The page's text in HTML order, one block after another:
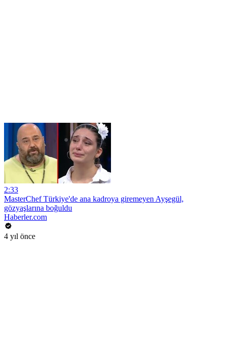
2:33
MasterChef Türkiye'de ana kadroya giremeyen Ayşegül,
gözyaşlarına boğuldu
Haberler.com
4 yıl önce